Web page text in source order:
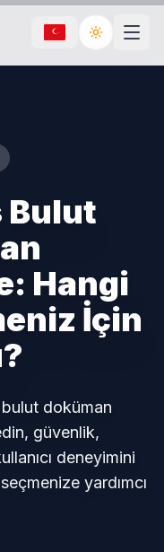
Toggle
Bulut
Hangi
İçin
doküman
güvenlik,
deneyimini
yardımcı